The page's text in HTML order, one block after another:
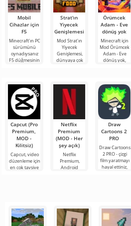
Mobil
Cihazlar için
F5
Minecraft'ın PC
sürümünü
oynadıysanız
F5 düğmesinin
seçenek oyun
Strat'ın
Yiyecek
Genişlemesi
Mod Strat'ın
Yiyecek
Genişlemesi,
dünyaya çok
yöntemleri ve
Örümcek
Adam - Eve
dönüş yok
Minecraft için
Mod Örümcek
Adam - Eve
dönüş yok,
karakterleri
bloklu
Capcut (Pro
Premium,
MOD -
Kilitsiz)
Capcut, video
düzenleme için
en çok tavsiye
Netflix
Premium
(MOD - Her
şey açık)
Netflix
Premium,
Android
Draw
Cartoons 2
PRO
Draw Cartoons
2 PRO - çizgi
film yaratmayı
hayal ettiniz,